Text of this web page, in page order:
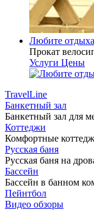
Любите
Прокат
Услуги Цены
TravelLine
Банкетный зал
Банкетный зал для
Коттеджи
Комфортные
Русская баня
Русская баня на
Бассейн
Бассейн в банном
Пейнтбол
Видео обзоры